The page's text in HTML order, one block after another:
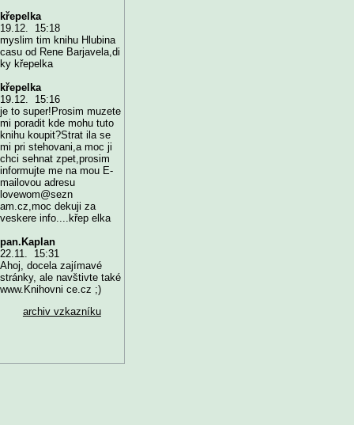
křepelka
19.12. 15:18
myslim tim knihu Hlubina
casu od Rene Barjavela,di
ky křepelka
křepelka
19.12. 15:16
je to super!Prosim muzete
mi poradit kde mohu tuto
knihu koupit?Strat ila se
mi pri stehovani,a moc ji
chci sehnat zpet,prosim
informujte me na mou E-
mailovou adresu
lovewom@sezn
am.cz,moc dekuji za
veskere info....křep elka
pan.Kaplan
22.11. 15:31
Ahoj, docela zajímavé
stránky, ale navštivte také
www.Knihovni ce.cz ;)
archiv vzkazníku